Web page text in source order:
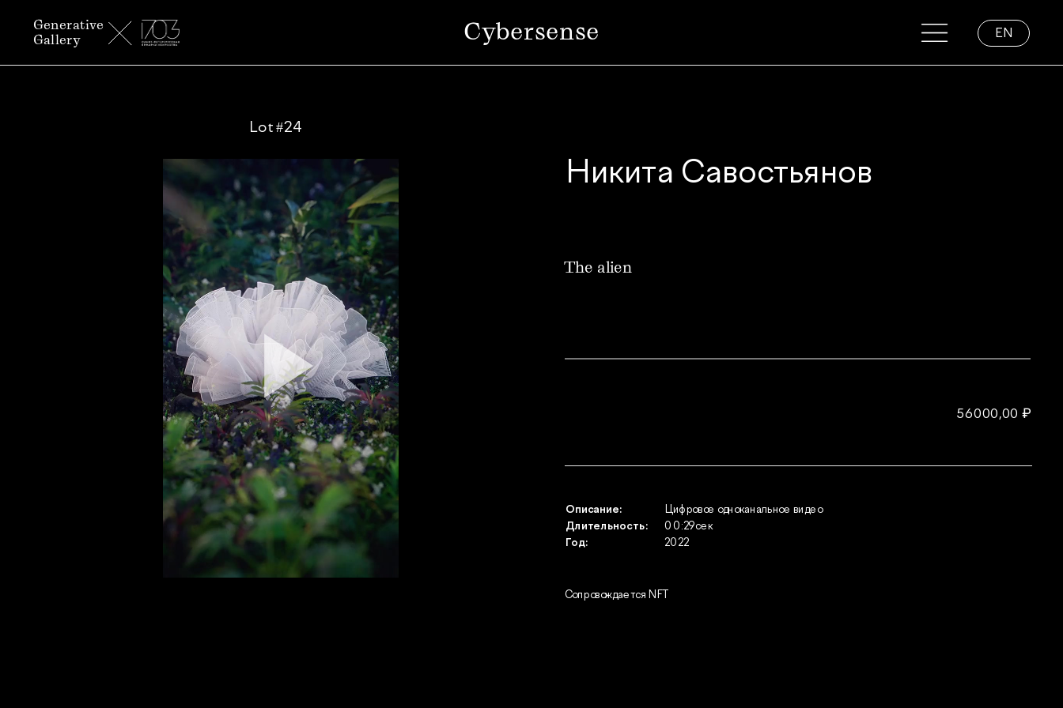
Cybersense
Generative
Gallery
Lot #24
Никита Савостьянов
The alien
56 000,00 ₽
Цифровое одноканальное видео
00:29 сек
2022
Описание:
Длительность:
Год:
Сопровождается NFT